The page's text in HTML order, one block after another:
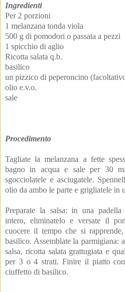
Ingredienti
Per 2 porzioni
1 melanzana tonda viola
500 g di pomodori o passata a pezzi
1 spicchio di aglio
Ricotta salata q.b.
basilico
un pizzico di peperoncino
olio e.v.o.
sale
Procedimento
Tagliate la melanzana a fette
bagno in acqua e sale per 30
sgocciolatele e asciugatele.
olio da ambo le parte e grigliatele in
Preparate la salsa: in una
intero, eliminatelo e versate il
cuocere il tempo che si
basilico. Assemblate la parmigiana:
salsa, ricotta salata grattugiata e
per 3 o 4 strati. Finire il piatto
ciuffetto di basilico.